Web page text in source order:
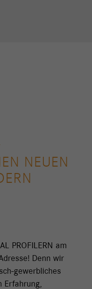
NEUEN
PROFILERN am
Denn wir
gewerbliches
Erfahrung,